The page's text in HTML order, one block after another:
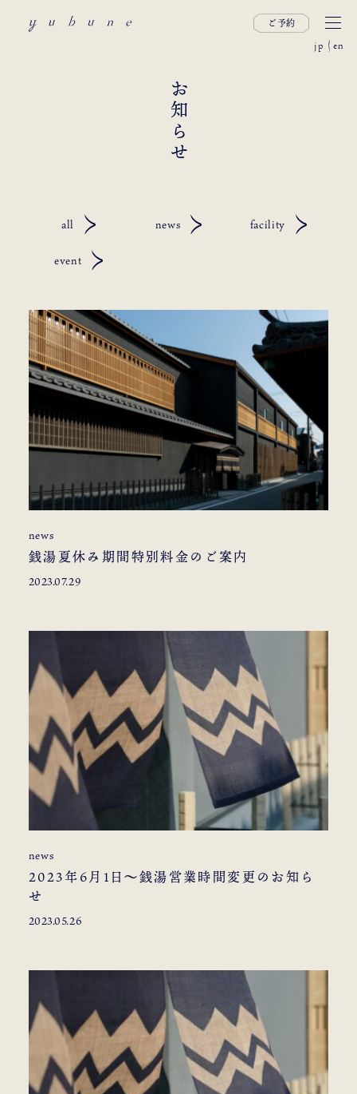
jp en
ご予約
お知らせ
all news facility
event
news
銭湯夏休み期間特別料金のご案内
2023.07.29
news
2023年6月1日〜銭湯営業時間変更のお知ら
せ
2023.05.26